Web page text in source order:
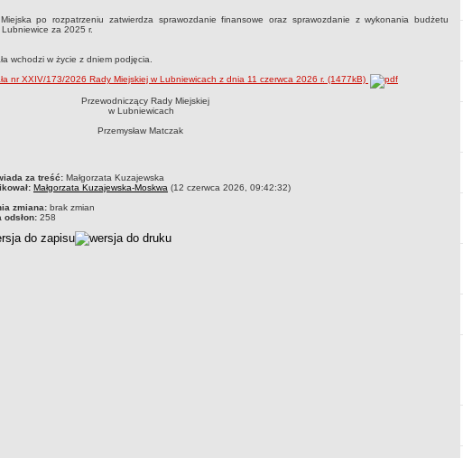
po rozpatrzeniu zatwierdza sprawozdanie finansowe oraz sprawozdanie z wykonania budżetu
Lubniewice za 2025 r.
wchodzi w życie z dniem podjęcia.
nr XXIV/173/2026 Rady Miejskiej w Lubniewicach z dnia 11 czerwca 2026 r. (1477kB)
Przewodniczący Rady Miejskiej
w Lubniewicach
Przemysław Matczak
za treść: Małgorzata Kuzajewska
Małgorzata Kuzajewska-Moskwa (12 czerwca 2026, 09:42:32)
zmiana: brak zmian
odsłon: 258